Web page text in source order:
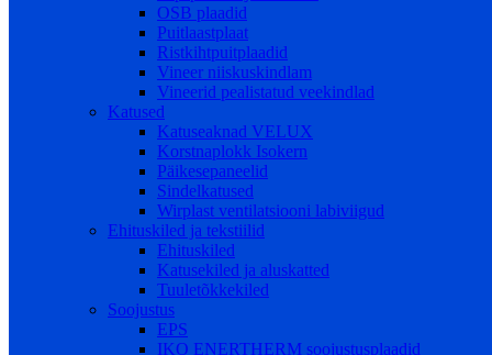
OSB plaadid
Puitlaastplaat
Ristkihtpuitplaadid
Vineer niiskuskindlam
Vineerid pealistatud veekindlad
Katused
Katuseaknad VELUX
Korstnaplokk Isokern
Päikesepaneelid
Sindelkatused
Wirplast ventilatsiooni labiviigud
Ehituskiled ja tekstiilid
Ehituskiled
Katusekiled ja aluskatted
Tuuletõkkekiled
Soojustus
EPS
IKO ENERTHERM soojustusplaadid